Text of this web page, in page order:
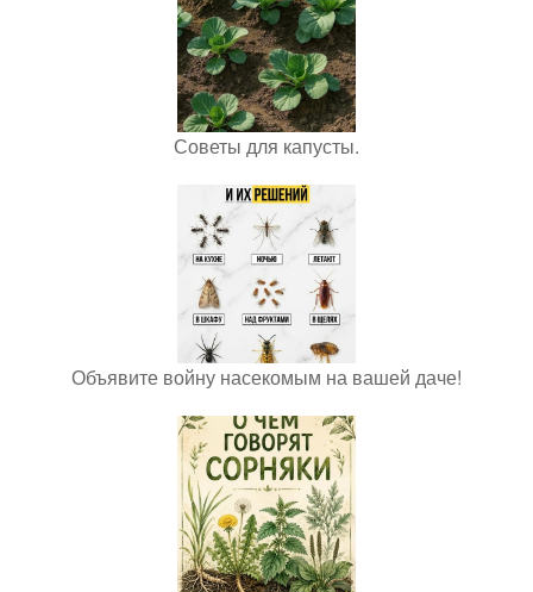
Советы для капусты.
Объявите войну насекомым на вашей даче!